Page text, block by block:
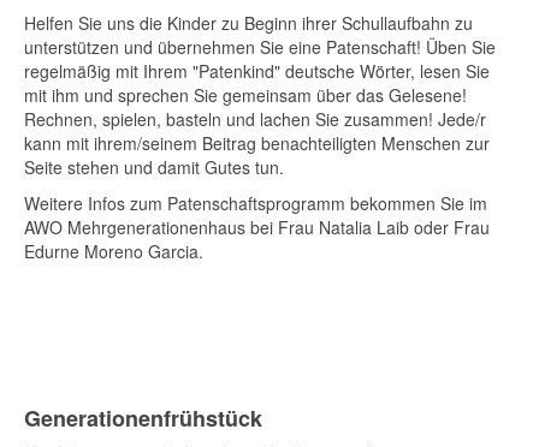
Helfen Sie uns die Kinder zu Beginn ihrer Schullaufbahn zu
unterstützen und übernehmen Sie eine Patenschaft! Üben Sie
regelmäßig mit Ihrem "Patenkind" deutsche Wörter, lesen Sie
mit ihm und sprechen Sie gemeinsam über das Gelesene!
Rechnen, spielen, basteln und lachen Sie zusammen! Jede/r
kann mit ihrem/seinem Beitrag benachteiligten Menschen zur
Seite stehen und damit Gutes tun.
Weitere Infos zum Patenschaftsprogramm bekommen Sie im
AWO Mehrgenerationenhaus bei Frau Natalia Laib oder Frau
Edurne Moreno Garcia.
Generationenfrühstück